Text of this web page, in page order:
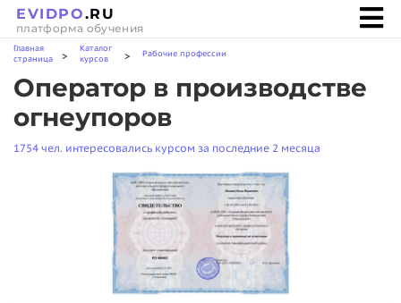
EVIDPO.RU
платформа обучения
Главная
страница
>
Каталог
курсов
> Рабочие профессии
Оператор в производстве
огнеупоров
1754 чел. интересовались курсом за последние 2 месяца